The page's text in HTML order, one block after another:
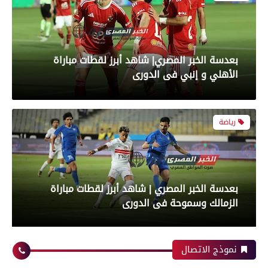
بعدسة الخبر المصري| شاهد أبرز لقطات مباراة
الأهلي و إنبي فى الدورى
رياضة
بعدسة الخبر المصري | شاهد أبرز لقطات مباراة
الزمالك وسموحة فى الدورى
رياضة
نموذج الاتصال
محافظات